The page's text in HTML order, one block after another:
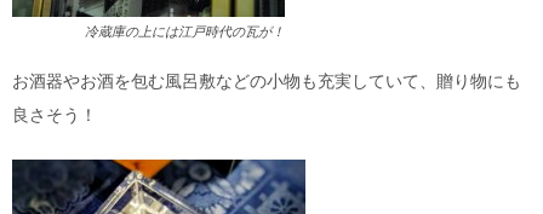
冷蔵庫の上には江戸時代の瓦が！
お酒器やお酒を包む風呂敷などの小物も充実していて、贈り物にも
良さそう！